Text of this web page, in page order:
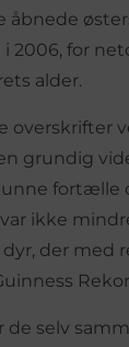
åbnede
2006, for
alder.
overskrifter
grundig
fortælle
ikke
der med
selv